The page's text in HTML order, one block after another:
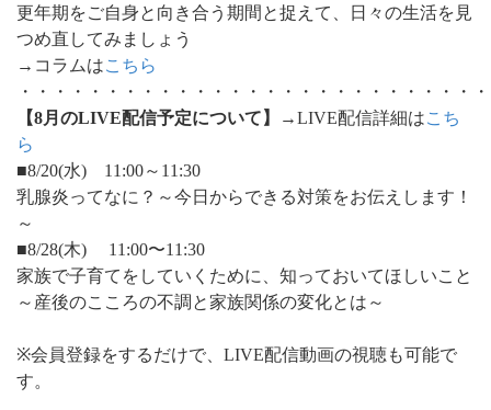
更年期をご自身と向き合う期間と捉えて、日々の生活を見
つめ直してみましょう
→コラムはこちら
・・・・・・・・・・・・・・・・・・・・・・・・・・
【8月のLIVE配信予定について】
→LIVE配信詳細はこち
ら
■8/20(水) 11:00～11:30
乳腺炎ってなに？～今日からできる対策をお伝えします！
～
■8/28(木) 11:00〜11:30
家族で子育てをしていくために、知っておいてほしいこと
～産後のこころの不調と家族関係の変化とは～
※会員登録をするだけで、LIVE配信動画の視聴も可能で
す。